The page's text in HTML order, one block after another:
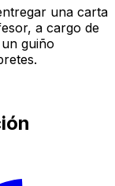
una carta
a cargo de
guiño